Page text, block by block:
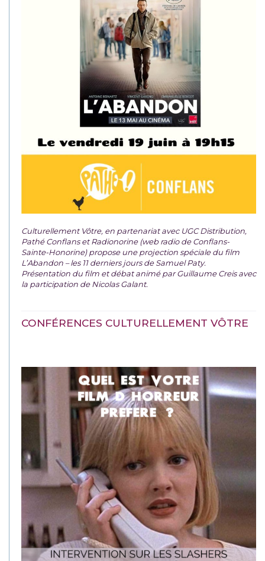
Culturellement Vôtre, en partenariat avec UGC Distribution,
Pathé Conflans et Radionorine (web radio de Conflans-
Sainte-Honorine) propose une projection spéciale du film
L’Abandon – les 11 derniers jours de Samuel Paty.
Présentation du film et débat animé par Guillaume Creis avec
la participation de Nicolas Galant.
CONFÉRENCES CULTURELLEMENT VÔTRE